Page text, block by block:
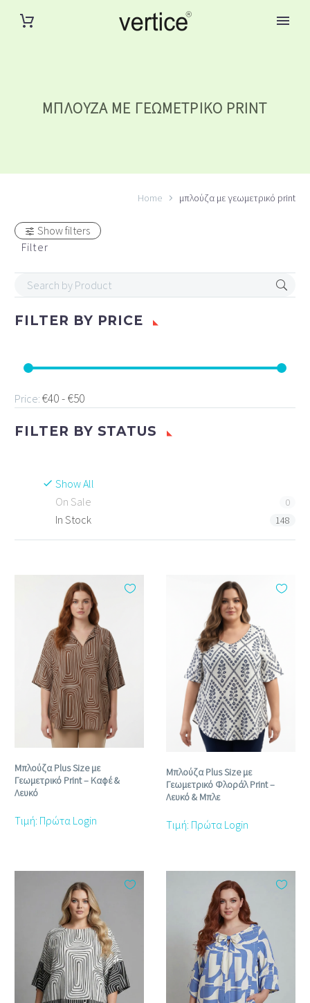
ΜΠΛΟΎΖΑ ΜΕ ΓΕΩΜΕΤΡΙΚΌ PRINT
Home μπλούζα με γεωμετρικό print
Show filters
Filter
FILTER BY PRICE
Price: €40 - €50
FILTER BY STATUS
Show All
On Sale
0
In Stock 148
Μπλούζα Plus Size με
Γεωμετρικό Print – Καφέ &
Λευκό
Τιμή: Πρώτα Login
Μπλούζα Plus Size με
Γεωμετρικό Φλοράλ Print –
Λευκό & Μπλε
Τιμή: Πρώτα Login